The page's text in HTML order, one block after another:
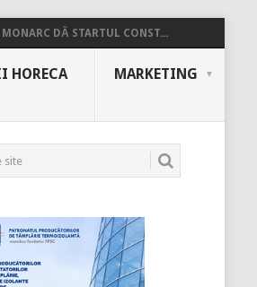
MONARC DĂ STARTUL CONST...
HORECA MARKETING